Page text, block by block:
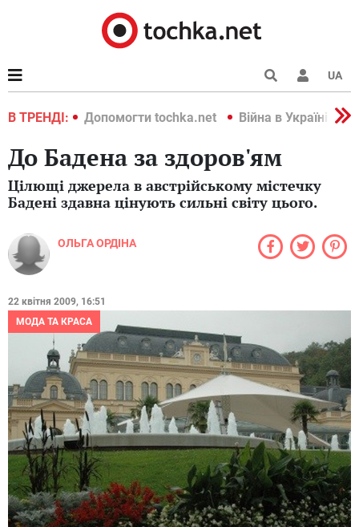
UA
В ТРЕНДІ:
2022 Допомогти tochka.net Війна в Україні 2022
До Бадена за здоров'ям
Цілющі джерела в австрійському містечку
Бадені здавна цінують сильні світу цього.
ОЛЬГА ОРДІНА
22 квітня 2009, 16:51
МОДА ТА КРАСА